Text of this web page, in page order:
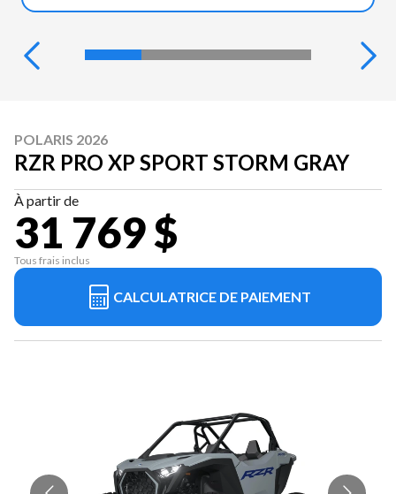
POLARIS 2026
RZR PRO XP SPORT STORM GRAY
À partir de
31 769 $
Tous frais inclus
CALCULATRICE DE PAIEMENT